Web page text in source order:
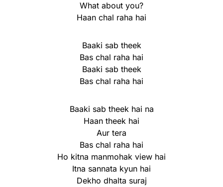
What about you?
Haan chal raha hai
Baaki sab theek
Bas chal raha hai
Baaki sab theek
Bas chal raha hai
Baaki sab theek hai na
Haan theek hai
Aur tera
Bas chal raha hai
Ho kitna manmohak view hai
Itna sannata kyun hai
Dekho dhalta suraj